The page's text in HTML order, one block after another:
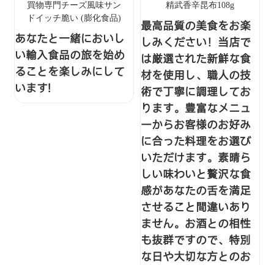
買物専門チーズ風味サン
ドイッチ脆い (膨化食品)
あなたと一緒においし
い輸入食品の旅を始め
ることを楽しみにして
います!
精武香辛昆布108g
最高品質の美食をお楽
しみください！当店で
は厳選された新鮮な食
材を使用し、職人の技
術で丁寧に調理してお
ります。豊富なメニュ
ーからお客様のお好み
に合った料理をお選び
いただけます。素晴ら
しい味わいと贅沢な食
感があなたの舌を満足
させること間違いあり
ません。お酒との相性
も抜群ですので、特別
な日や大切な方とのお